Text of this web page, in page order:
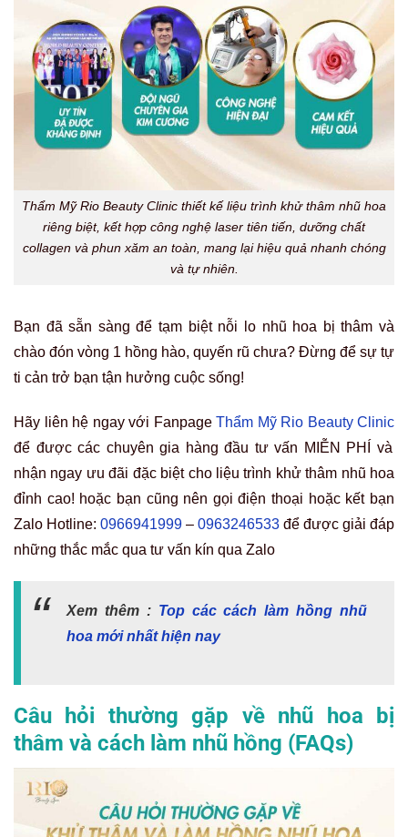
Thẩm Mỹ Rio Beauty Clinic thiết kế liệu trình khử thâm nhũ hoa
riêng biệt, kết hợp công nghệ laser tiên tiến, dưỡng chất
collagen và phun xăm an toàn, mang lại hiệu quả nhanh chóng
và tự nhiên.
Bạn đã sẵn sàng để tạm biệt nỗi lo nhũ hoa bị thâm và
chào đón vòng 1 hồng hào, quyến rũ chưa? Đừng để sự tự
ti cản trở bạn tận hưởng cuộc sống!
Hãy liên hệ ngay với Fanpage Thẩm Mỹ Rio Beauty Clinic
để được các chuyên gia hàng đầu tư vấn MIỄN PHÍ và
nhận ngay ưu đãi đặc biệt cho liệu trình khử thâm nhũ hoa
đỉnh cao! hoặc bạn cũng nên gọi điện thoại hoặc kết bạn
Zalo Hotline: 0966941999 – 0963246533 để được giải đáp
những thắc mắc qua tư vấn kín qua Zalo
Xem thêm : Top các cách làm hồng nhũ
hoa mới nhất hiện nay
Câu hỏi thường gặp về nhũ hoa bị
thâm và cách làm nhũ hồng (FAQs)